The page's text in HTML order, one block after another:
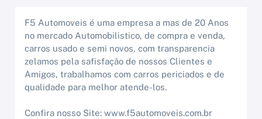
F5 Automoveis é uma empresa a mas de 20 Anos
no mercado Automobilistico, de compra e venda,
carros usado e semi novos, com transparencia
zelamos pela safisfação de nossos Clientes e
Amigos, trabalhamos com carros periciados e de
qualidade para melhor atende-los.
Confira nosso Site: www.f5automoveis.com.br